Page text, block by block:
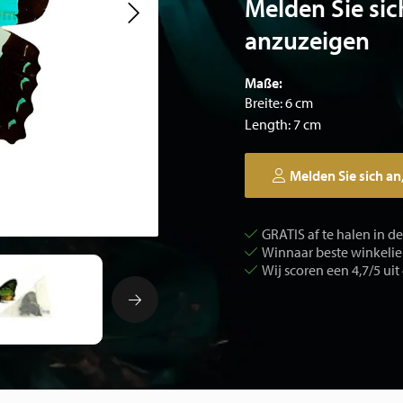
Melden Sie
anzuzeigen
Maße:
Breite: 6 cm
Length: 7 cm
Melden Sie sich
GRATIS af te halen in
Winnaar beste
Wij scoren een 4,7/5